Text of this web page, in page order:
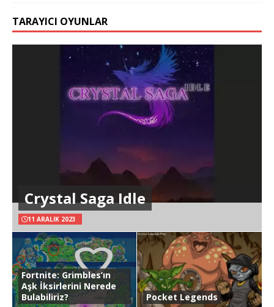
TARAYICI OYUNLAR
Crystal Saga Idle
11 ARALIK 2023
Fortnite: Grimbles’ın
Aşk İksirlerini Nerede
Bulabiliriz?
Pocket Legends